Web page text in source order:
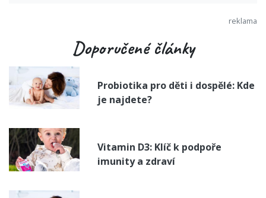
Doporučené články
Probiotika pro děti i dospělé: Kde
je najdete?
Vitamin D3: Klíč k podpoře
imunity a zdraví